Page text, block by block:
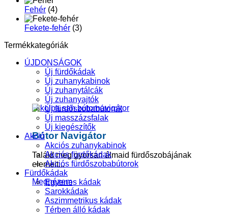
Bútor Navigátor
Találd meg gyorsan álmaid fürdőszobájának
elemeit...
Megnézem
Fehér (4)
Fekete-fehér (3)
Termékkategóriák
ÚJDONSÁGOK
Új fürdőkádak
Új zuhanykabinok
Új zuhanytálcák
Új zuhanyajtók
Új fürdőszobabútorok
Új masszázsfalak
Új kiegészítők
Akció
Akciós zuhanykabinok
Akciós fürdőkádak
Akciós fürdőszobabútorok
Fürdőkádak
Egyenes kádak
Sarokkádak
Aszimmetrikus kádak
Térben álló kádak